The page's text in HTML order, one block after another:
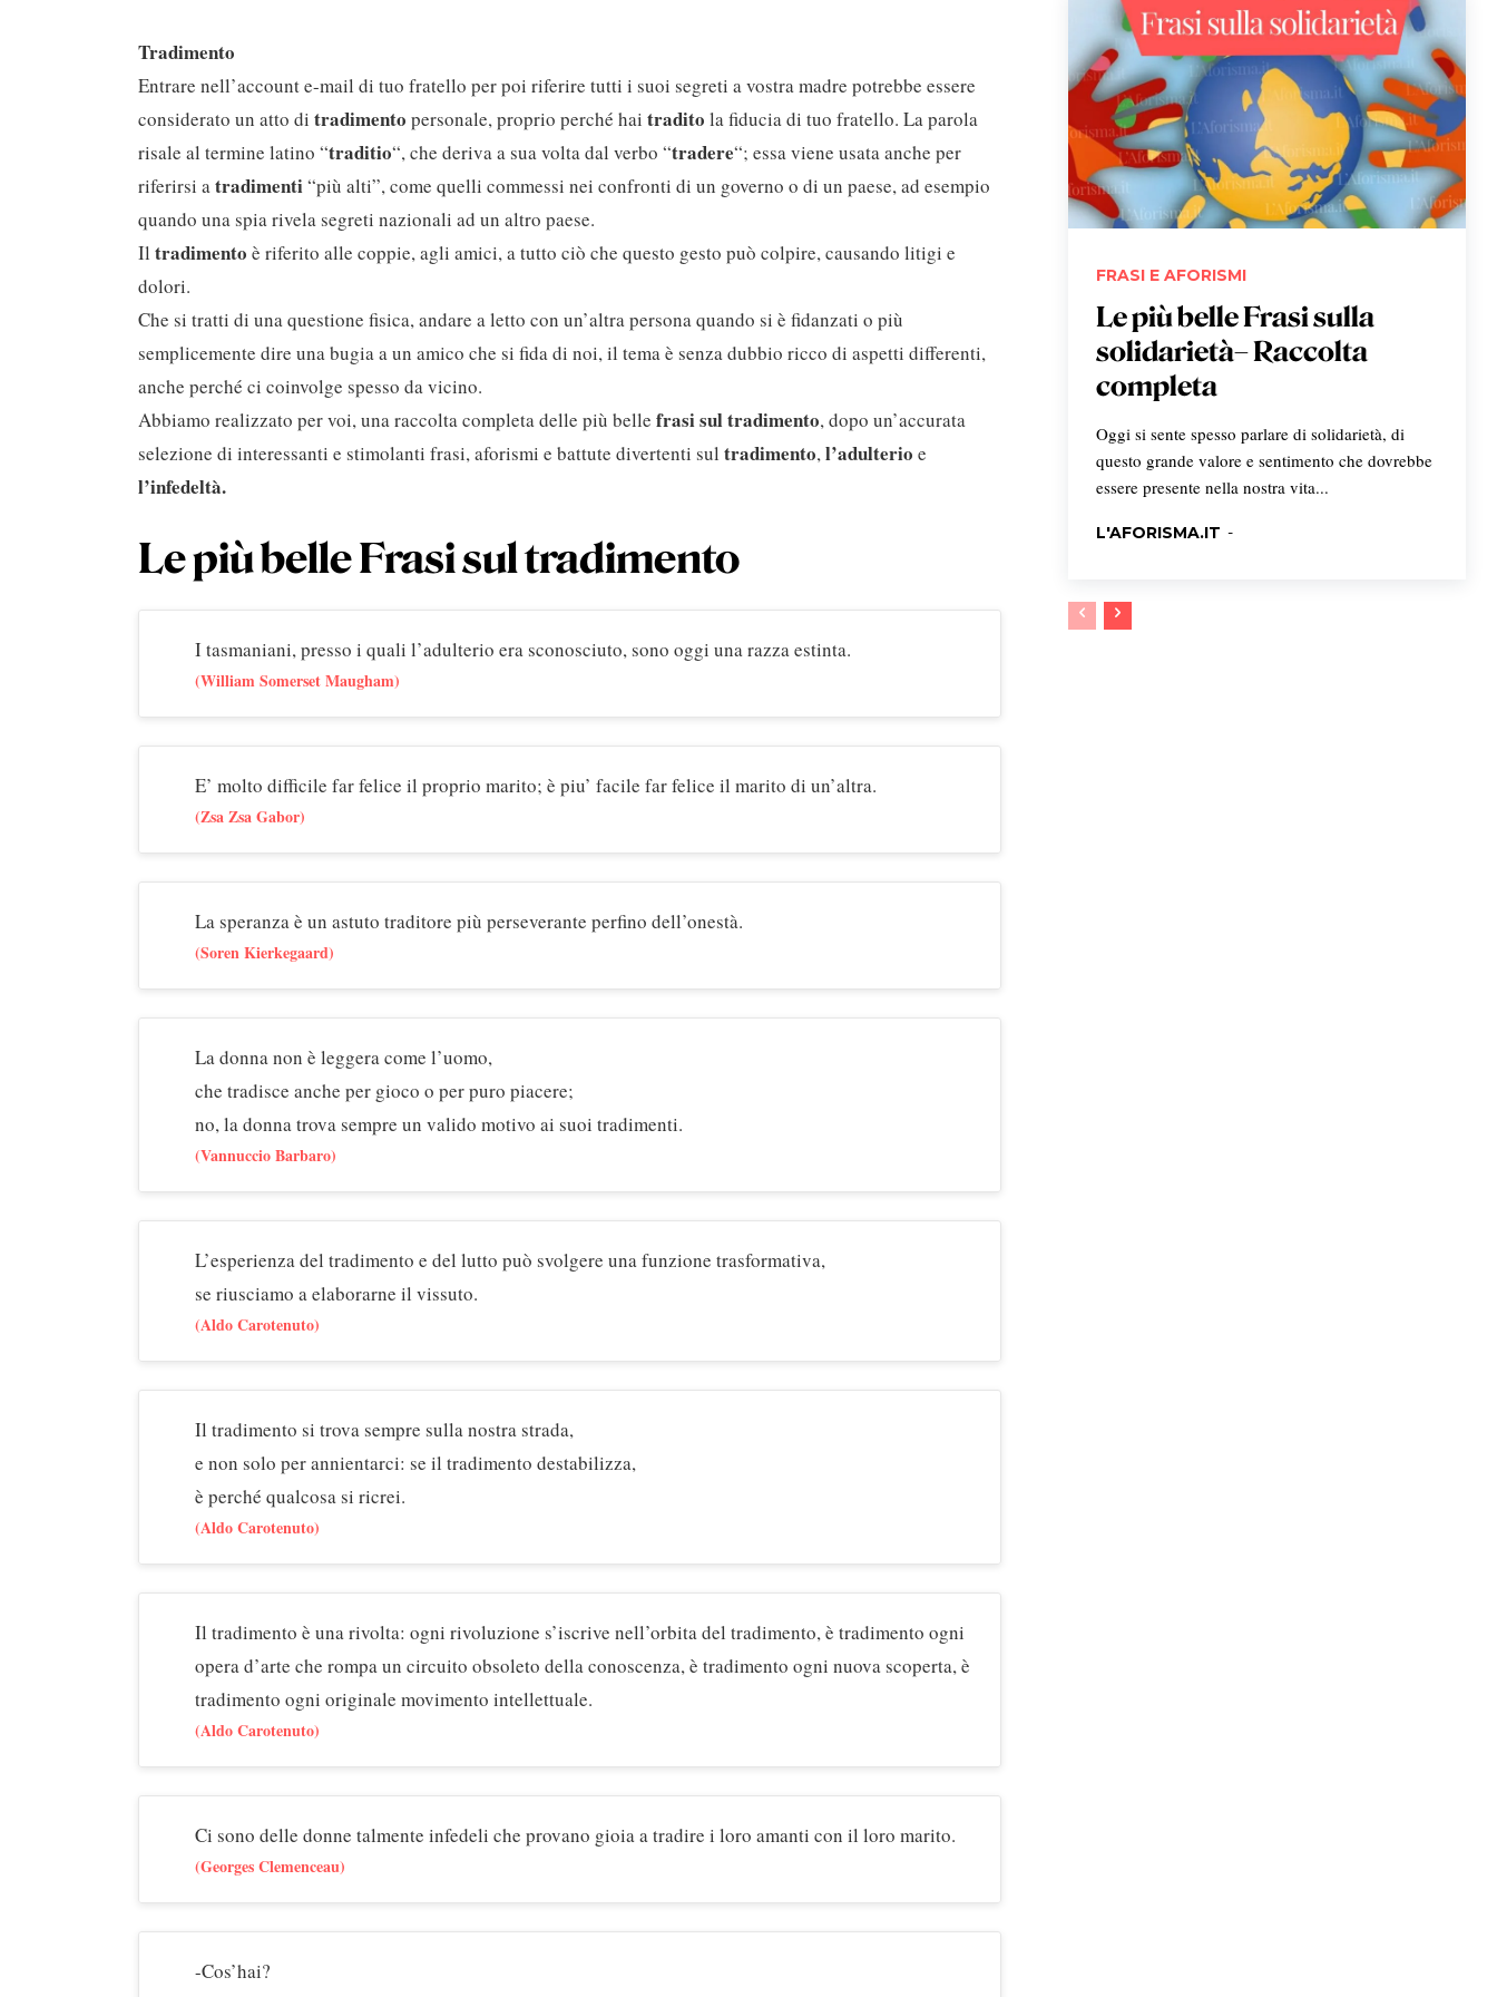
Tradimento
Entrare nell’account e-mail di tuo fratello per poi riferire tutti i suoi segreti a vostra madre potrebbe essere
considerato un atto di tradimento personale, proprio perché hai tradito la fiducia di tuo fratello. La parola
risale al termine latino “traditio“, che deriva a sua volta dal verbo “tradere“; essa viene usata anche per
riferirsi atradimenti“più alti”, come quelli commessi nei confronti di un governo o di un paese, ad esempio
quando una spia rivela segreti nazionali ad un altro paese.
Il tradimento è riferito alle coppie, agli amici, a tutto ciò che questo gesto può colpire, causando litigi e
dolori.
Che si tratti di una questione fisica, andare a letto con un’altra persona quando si è fidanzati o più
semplicemente dire una bugia a un amico che si fida di noi, il tema è senza dubbio ricco di aspetti differenti,
anche perché ci coinvolge spesso da vicino.
Abbiamo realizzato per voi, una raccolta completa delle più belle frasi sul tradimento, dopo un’accurata
selezione di interessanti e stimolanti frasi, aforismi e battute divertenti sul tradimento,l’adulterio e
l’infedeltà.
Le più belle Frasi sul tradimento
I tasmaniani, presso i quali l’adulterio era sconosciuto, sono oggi una razza estinta.
(William Somerset Maugham)
E’ molto difficile far felice il proprio marito; è piu’ facile far felice il marito di un’altra.
(Zsa Zsa Gabor)
La speranza è un astuto traditore più perseverante perfino dell’onestà.
(Soren Kierkegaard)
La donna non è leggera come l’uomo,
che tradisce anche per gioco o per puro piacere;
no, la donna trova sempre un valido motivo ai suoi tradimenti.
(Vannuccio Barbaro)
L’esperienza del tradimento e del lutto può svolgere una funzione trasformativa,
se riusciamo a elaborarne il vissuto.
(Aldo Carotenuto)
Il tradimento si trova sempre sulla nostra strada,
e non solo per annientarci: se il tradimento destabilizza,
è perché qualcosa si ricrei.
(Aldo Carotenuto)
Il tradimento è una rivolta: ogni rivoluzione s’iscrive nell’orbita del tradimento, è tradimento ogni
opera d’arte che rompa un circuito obsoleto della conoscenza, è tradimento ogni nuova scoperta, è
tradimento ogni originale movimento intellettuale.
(Aldo Carotenuto)
Ci sono delle donne talmente infedeli che provano gioia a tradire i loro amanti con il loro marito.
(Georges Clemenceau)
-Cos’hai?
FRASI E AFORISMI
Le più belle Frasi sulla
solidarietà– Raccolta
completa
Oggi si sente spesso parlare di solidarietà, di
questo grande valore e sentimento che dovrebbe
essere presente nella nostra vita...
L'AFORISMA.IT -